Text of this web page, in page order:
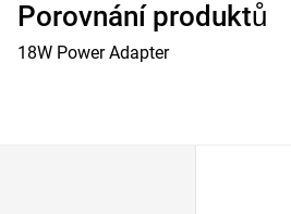
Porovnání produktů
18W Power Adapter